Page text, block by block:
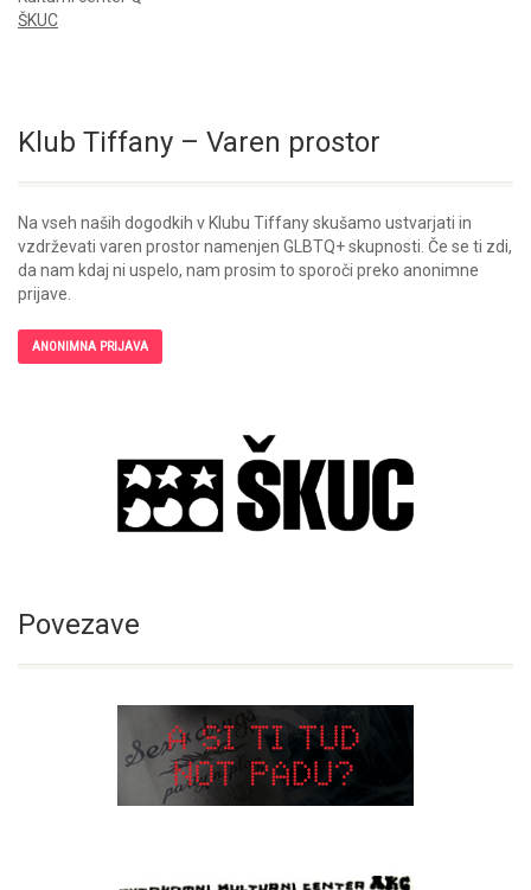
ŠKUC
Klub Tiffany – Varen prostor
Na vseh naših dogodkih v Klubu Tiffany skušamo ustvarjati in
vzdrževati varen prostor namenjen GLBTQ+ skupnosti. Če se ti zdi,
da nam kdaj ni uspelo, nam prosim to sporoči preko anonimne
prijave.
ANONIMNA PRIJAVA
Povezave